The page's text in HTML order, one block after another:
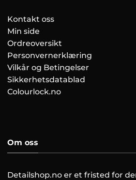
Kontakt oss
Min side
Ordreoversikt
Personvernerklæring
Vilkår og Betingelser
Sikkerhetsdatablad
Colourlock.no
Om oss
Detailshop.no er et fristed for